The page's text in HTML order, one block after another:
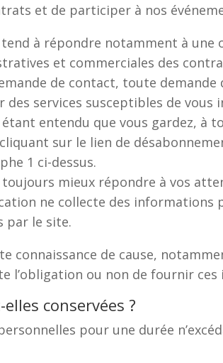
et de participer à nos
à répondre notamment à une
et commerciales des
de contact, toute demande
des services susceptibles de
entendu que vous gardez,
sur le lien de
1 ci-dessus.
mieux répondre à vos
ne collecte des informations
par le site.
connaissance de cause,
l’obligation ou non de fournir
conservées ?
pour une durée